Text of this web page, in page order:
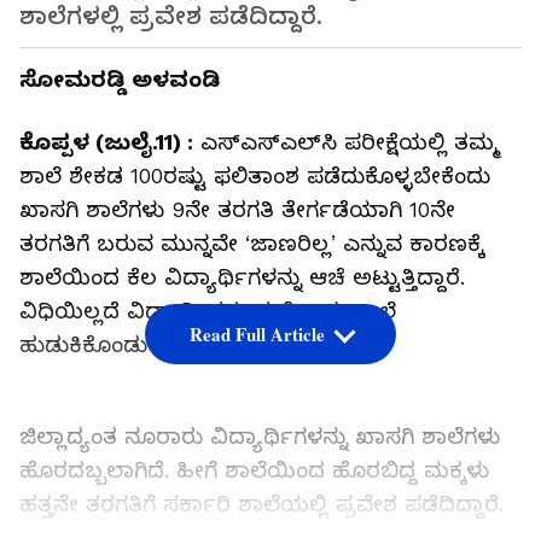
ಶಾಲೆಗಳಲ್ಲಿ ಪ್ರವೇಶ ಪಡೆದಿದ್ದಾರೆ.
ಸೋಮರಡ್ಡಿ ಅಳವಂಡಿ
ಕೊಪ್ಪಳ (ಜುಲೈ.11) : ಎಸ್‌ಎಸ್‌ಎಲ್‌ಸಿ ಪರೀಕ್ಷೆಯಲ್ಲಿ ತಮ್ಮ
ಶಾಲೆ ಶೇಕಡ 100ರಷ್ಟು ಫಲಿತಾಂಶ ಪಡೆದುಕೊಳ್ಳಬೇಕೆಂದು
ಖಾಸಗಿ ಶಾಲೆಗಳು 9ನೇ ತರಗತಿ ತೇರ್ಗಡೆಯಾಗಿ 10ನೇ
ತರಗತಿಗೆ ಬರುವ ಮುನ್ನವೇ ‘ಜಾಣರಿಲ್ಲ’ ಎನ್ನುವ ಕಾರಣಕ್ಕೆ
ಶಾಲೆಯಿಂದ ಕೆಲ ವಿದ್ಯಾರ್ಥಿಗಳನ್ನು ಆಚೆ ಅಟ್ಟುತ್ತಿದ್ದಾರೆ.
ವಿಧಿಯಿಲ್ಲದೆ ವಿದ್ಯಾರ್ಥಿಗಳು ಮತ್ತೊಂದು ಶಾಲೆ
ಹುಡುಕಿಕೊಂಡು ಹೋಗುತ್ತಿದ್ದಾರೆ.
ಜಿಲ್ಲಾದ್ಯಂತ ನೂರಾರು ವಿದ್ಯಾರ್ಥಿಗಳನ್ನು ಖಾಸಗಿ ಶಾಲೆಗಳು
ಹೊರದಬ್ಬಲಾಗಿದೆ. ಹೀಗೆ ಶಾಲೆಯಿಂದ ಹೊರಬಿದ್ದ ಮಕ್ಕಳು
ಹತ್ತನೇ ತರಗತಿಗೆ ಸರ್ಕಾರಿ ಶಾಲೆಯಲ್ಲಿ ಪ್ರವೇಶ ಪಡೆದಿದ್ದಾರೆ.
Read Full Article